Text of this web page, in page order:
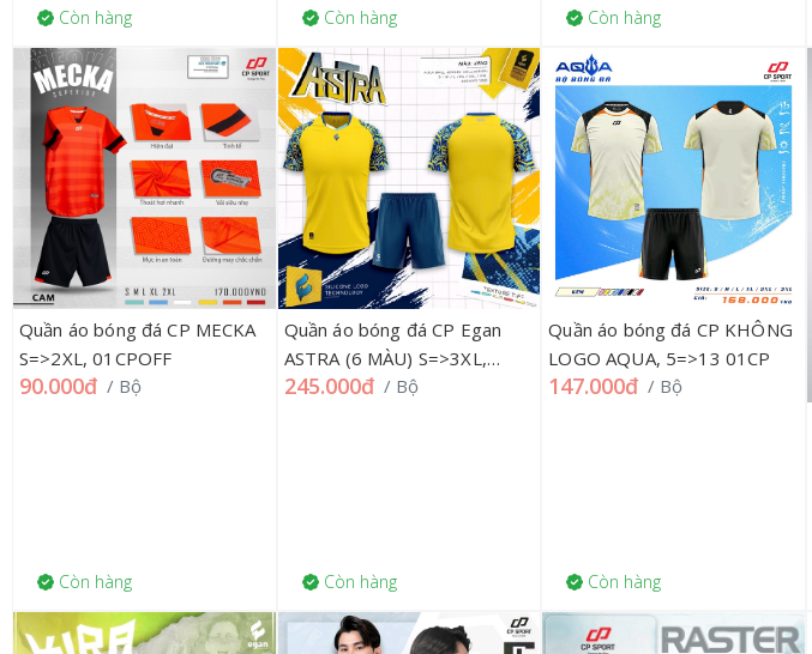
Còn hàng Còn hàng Còn hàng
Quần áo bóng đá CP MECKA
S=>2XL, 01CPOFF
90.000đ / Bộ
Còn hàng
Quần áo bóng đá CP Egan
ASTRA (6 MÀU) S=>3XL,
01CP
245.000đ / Bộ
Còn hàng
Quần áo bóng đá CP KHÔNG
LOGO AQUA, 5=>13 01CP
147.000đ / Bộ
Còn hàng